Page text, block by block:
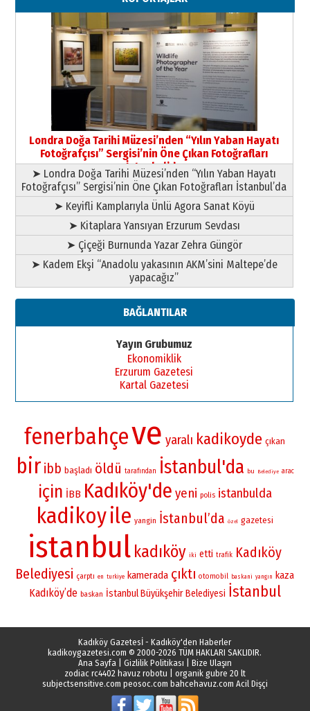
03 Ağustos 2026 Pazartesi
Yıldırım Gündoğdu
HAVVA’NIN ÜÇ KIZI
09 Temmuz 2026 Perşembe
Yusuf POLAT
Şampiyonluk Sebahattin Şirin’e
yazar
11 Mayıs 2026 Pazartesi
Londra Doğa Tarihi Müzesi’nden “Yılın Yaban Hayatı
Fotoğrafçısı” Sergisi’nin Öne Çıkan Fotoğrafları
İstanbul’da
➤ Londra Doğa Tarihi Müzesi’nden “Yılın Yaban Hayatı
Fotoğrafçısı” Sergisi’nin Öne Çıkan Fotoğrafları İstanbul’da
➤ Keyifli Kamplarıyla Ünlü Agora Sanat Köyü
➤ Kitaplara Yansıyan Erzurum Sevdası
➤ Çiçeği Burnunda Yazar Zehra Güngör
➤ Kadem Ekşi “Anadolu yakasının AKM’sini Maltepe’de
yapacağız”
BAĞLANTILAR
Yayın Grubumuz
Ekonomiklik
Erzurum Gazetesi
Kartal Gazetesi
fenerbahçeve yaralı kadikoyde çıkan
bir ibb başladı öldü tarafından İstanbul'da bu Belediye arac
için İBB Kadıköy'de yeni polis istanbulda
kadikoyile yangin İstanbul’da özel gazetesi
istanbul kadıköy iki etti trafik Kadıköy
Belediyesi çarptı en turkiye kamerada çıktı otomobil baskani yangın kaza
Kadıköy’de baskan İstanbul Büyükşehir Belediyesi İstanbul
Kadıköy Gazetesİ - Kadıköy'den Haberler
kadikoygazetesi.com © 2000-2026 TÜM HAKLARI SAKLIDIR.
Ana Sayfa
Gizlilik Politikası
Bize Ulaşın
zodiac rc4402 havuz robotu
organik gubre 20 lt
subjectsensitive.com peosoc.com bahcehavuz.com Acil Dişçi